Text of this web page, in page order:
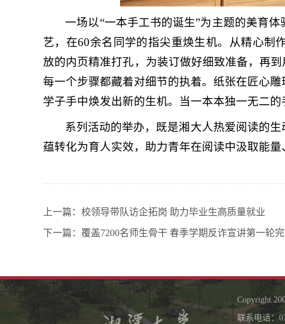
一场以“一本手工书的诞生”为主题的美育
艺，在60余名同学的指尖重焕生机。从精心制
放的内页精准打孔，为装订做好细致准备，再
每一个步骤都藏着对细节的执着。纸张在匠心
学子手中焕发出新的生机。当一本本独一无二
系列活动的举办，既是湘大人热爱阅读的
蕴转化为育人实效，助力青年在阅读中汲取能量
上一篇： 校领导带队访企拓岗 助力毕业生高质量就业
下一篇： 覆盖7200名师生骨干 春季学期反诈宣讲第一轮
Copyright
联系电话：